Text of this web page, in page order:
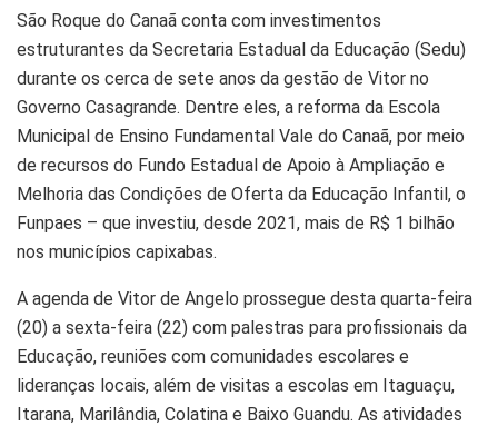
São Roque do Canaã conta com investimentos
estruturantes da Secretaria Estadual da Educação (Sedu)
durante os cerca de sete anos da gestão de Vitor no
Governo Casagrande. Dentre eles, a reforma da Escola
Municipal de Ensino Fundamental Vale do Canaã, por meio
de recursos do Fundo Estadual de Apoio à Ampliação e
Melhoria das Condições de Oferta da Educação Infantil, o
Funpaes – que investiu, desde 2021, mais de R$ 1 bilhão
nos municípios capixabas.
A agenda de Vitor de Angelo prossegue desta quarta-feira
(20) a sexta-feira (22) com palestras para profissionais da
Educação, reuniões com comunidades escolares e
lideranças locais, além de visitas a escolas em Itaguaçu,
Itarana, Marilândia, Colatina e Baixo Guandu. As atividades